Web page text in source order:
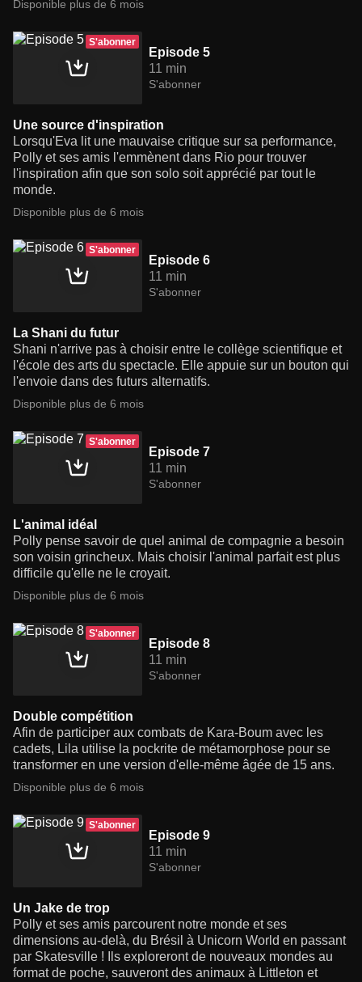
Disponible plus de 6 mois
S'abonner
Episode 5
11 min
S'abonner
Une source d'inspiration
Lorsqu'Eva lit une mauvaise critique sur sa performance,
Polly et ses amis l'emmènent dans Rio pour trouver
l'inspiration afin que son solo soit apprécié par tout le
monde.
Disponible plus de 6 mois
S'abonner
Episode 6
11 min
S'abonner
La Shani du futur
Shani n'arrive pas à choisir entre le collège scientifique et
l'école des arts du spectacle. Elle appuie sur un bouton qui
l'envoie dans des futurs alternatifs.
Disponible plus de 6 mois
S'abonner
Episode 7
11 min
S'abonner
L'animal idéal
Polly pense savoir de quel animal de compagnie a besoin
son voisin grincheux. Mais choisir l'animal parfait est plus
difficile qu'elle ne le croyait.
Disponible plus de 6 mois
S'abonner
Episode 8
11 min
S'abonner
Double compétition
Afin de participer aux combats de Kara-Boum avec les
cadets, Lila utilise la pockrite de métamorphose pour se
transformer en une version d'elle-même âgée de 15 ans.
Disponible plus de 6 mois
S'abonner
Episode 9
11 min
S'abonner
Un Jake de trop
Polly et ses amis parcourent notre monde et ses
dimensions au-delà, du Brésil à Unicorn World en passant
par Skatesville ! Ils exploreront de nouveaux mondes au
format de poche, sauveront des animaux à Littleton et